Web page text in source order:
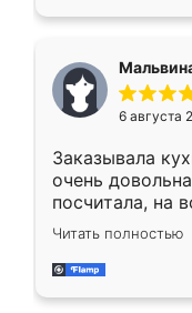
меньше, здесь
Мне нравится
мебели буду
6 августа
Заказывала
очень
посчитала, на
Замерщик
делу со всей
за день,
Читать полностью